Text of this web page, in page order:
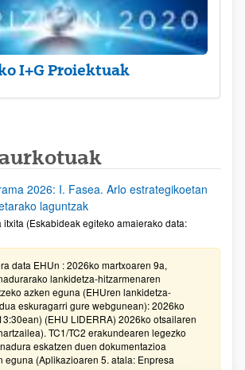
I+G Proiektuak
2026: I. Fasea. Arlo estrategikoetan
laguntzak
itxita (Eskabideak egiteko amaierako data:
data EHUn : 2026ko martxoaren 9a,
lankidetza-hitzarmenaren
azken eguna (EHUren lankidetza-
eskuragarri gure webgunean): 2026ko
(EHU LIDERRA) 2026ko otsailaren
TC1/TC2 erakundearen legezko
eskatzen duen dokumentazioa
eguna (Aplikazioaren 5. atala: Enpresa